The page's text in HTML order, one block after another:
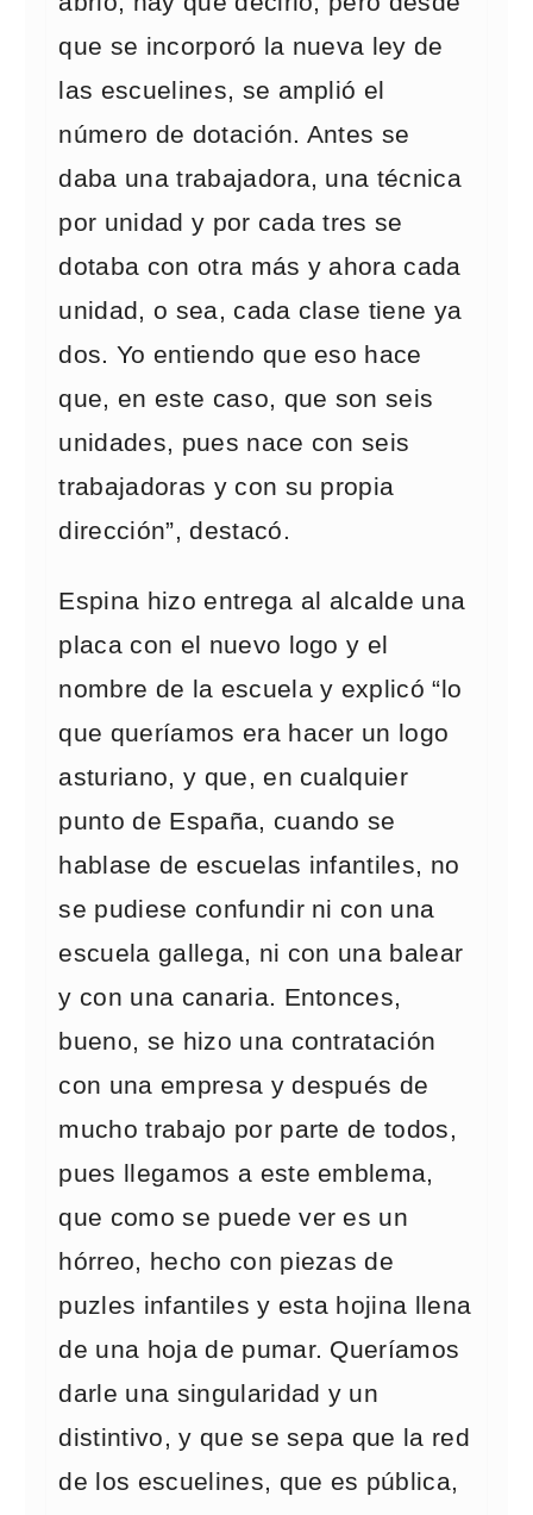
que se incorporó la nueva ley de
las escuelines, se amplió el
número de dotación. Antes se
daba una trabajadora, una técnica
por unidad y por cada tres se
dotaba con otra más y ahora cada
unidad, o sea, cada clase tiene ya
dos. Yo entiendo que eso hace
que, en este caso, que son seis
unidades, pues nace con seis
trabajadoras y con su propia
dirección”, destacó.
Espina hizo entrega al alcalde una
placa con el nuevo logo y el
nombre de la escuela y explicó “lo
que queríamos era hacer un logo
asturiano, y que, en cualquier
punto de España, cuando se
hablase de escuelas infantiles, no
se pudiese confundir ni con una
escuela gallega, ni con una balear
y con una canaria. Entonces,
bueno, se hizo una contratación
con una empresa y después de
mucho trabajo por parte de todos,
pues llegamos a este emblema,
que como se puede ver es un
hórreo, hecho con piezas de
puzles infantiles y esta hojina llena
de una hoja de pumar. Queríamos
darle una singularidad y un
distintivo, y que se sepa que la red
de los escuelines, que es pública,